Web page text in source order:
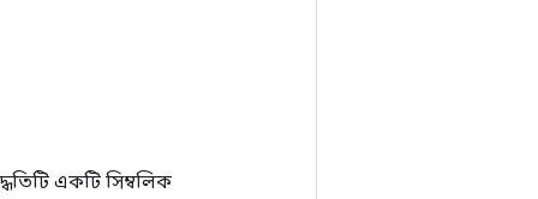
একটি সিম্বলিক